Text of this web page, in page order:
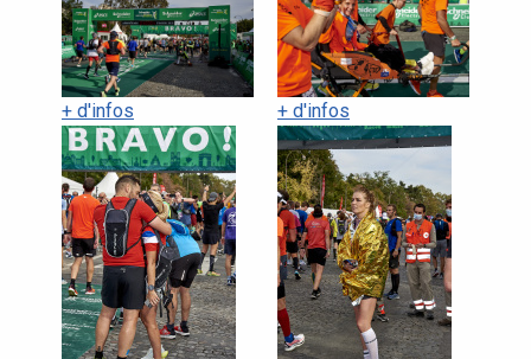
+ d'infos + d'infos